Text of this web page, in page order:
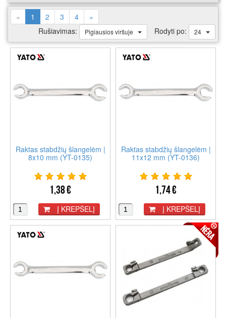
« 1 (current)
2 3 4
»
Rušiavimas:
Pigiausios viršuje Rodyti po: 24
Raktas stabdžių šlangelėm |
8x10 mm (YT-0135)
1,38 €
Į KREPŠELĮ
Raktas stabdžių šlangelėm |
11x12 mm (YT-0136)
1,74 €
Į KREPŠELĮ